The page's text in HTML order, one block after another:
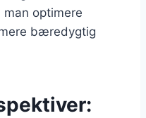
optimere
bæredygtig